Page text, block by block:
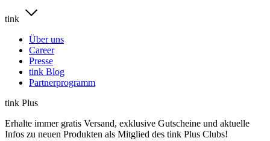
tink
Über uns
Career
Presse
tink Blog
Partnerprogramm
tink Plus
Erhalte immer gratis Versand, exklusive Gutscheine und aktuelle
Infos zu neuen Produkten als Mitglied des tink Plus Clubs!